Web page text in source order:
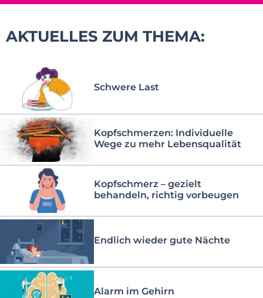
AKTUELLES ZUM THEMA:
Schwere Last
Kopfschmerzen: Individuelle
Wege zu mehr Lebensqualität
Kopfschmerz – gezielt
behandeln, richtig vorbeugen
Endlich wieder gute Nächte
Alarm im Gehirn